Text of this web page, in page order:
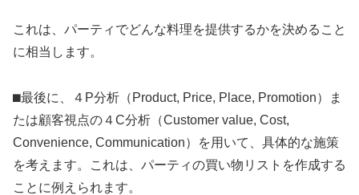
これは、パーティでどんな料理を提供するかを決めること
に相当します。
⬛︎最後に、４P分析（Product, Price, Place, Promotion）ま
たは顧客視点の４C分析（Customer value, Cost,
Convenience, Communication）を用いて、具体的な施策
を考えます。これは、パーティの買い物リストを作成する
ことに例えられます。